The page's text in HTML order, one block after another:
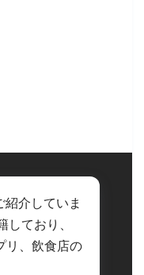
介していま
ており、
リ、飲食店の